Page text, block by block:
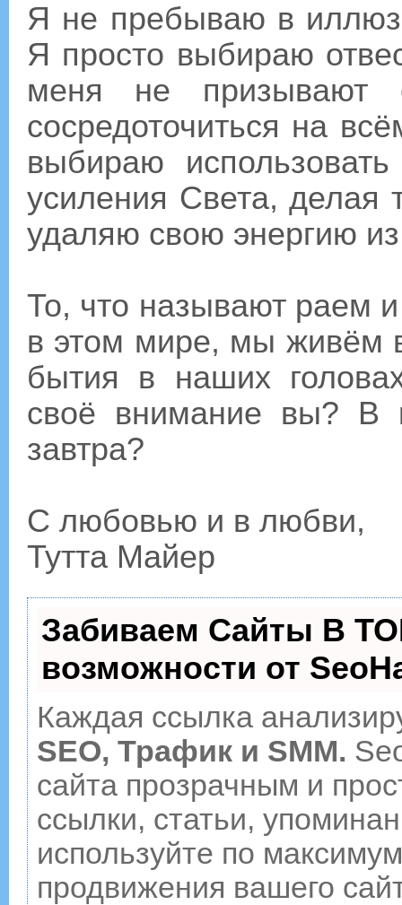
Я не пребываю в
Я просто выбираю
меня не призывают
сосредоточиться на
выбираю
усиления Света, делая
удаляю свою энергию
То, что называют раем
в этом мире, мы живём
бытия в наших
своё внимание вы? В
завтра?
С любовью и в любви,
Тутта Майер
Забиваем Сайты В
возможности от
Каждая ссылка
SEO, Трафик и SMM.
сайта прозрачным и
ссылки, статьи,
используйте по
продвижения вашего